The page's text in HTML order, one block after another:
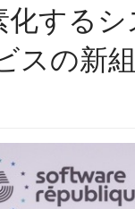
化する
スの新